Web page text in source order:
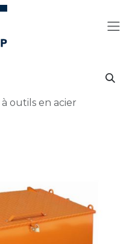
outils en acier